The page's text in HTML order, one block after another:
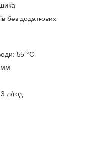
без додаткових
55 °C
мм
л/год